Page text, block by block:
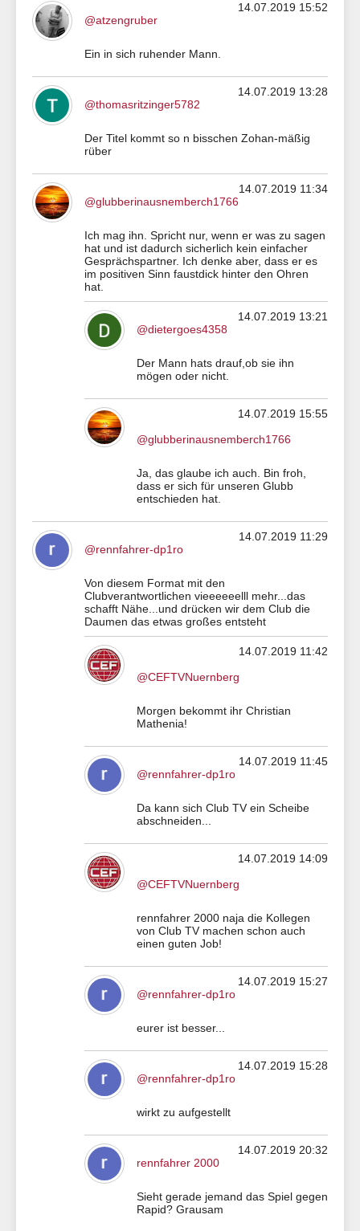
14.07.2019 15:52
@atzengruber
Ein in sich ruhender Mann.
14.07.2019 13:28
@thomasritzinger5782
Der Titel kommt so n bisschen Zohan-mäßig
rüber
14.07.2019 11:34
@glubberinausnemberch1766
Ich mag ihn. Spricht nur, wenn er was zu sagen
hat und ist dadurch sicherlich kein einfacher
Gesprächspartner. Ich denke aber, dass er es
im positiven Sinn faustdick hinter den Ohren
hat.
14.07.2019 13:21
@dietergoes4358
Der Mann hats drauf,ob sie ihn
mögen oder nicht.
14.07.2019 15:55
@glubberinausnemberch1766
Ja, das glaube ich auch. Bin froh,
dass er sich für unseren Glubb
entschieden hat.
14.07.2019 11:29
@rennfahrer-dp1ro
Von diesem Format mit den
Clubverantwortlichen vieeeeeelll mehr...das
schafft Nähe...und drücken wir dem Club die
Daumen das etwas großes entsteht
14.07.2019 11:42
@CEFTVNuernberg
Morgen bekommt ihr Christian
Mathenia!
14.07.2019 11:45
@rennfahrer-dp1ro
Da kann sich Club TV ein Scheibe
abschneiden...
14.07.2019 14:09
@CEFTVNuernberg
rennfahrer 2000 naja die Kollegen
von Club TV machen schon auch
einen guten Job!
14.07.2019 15:27
@rennfahrer-dp1ro
eurer ist besser...
14.07.2019 15:28
@rennfahrer-dp1ro
wirkt zu aufgestellt
14.07.2019 20:32
rennfahrer 2000
Sieht gerade jemand das Spiel gegen
Rapid? Grausam